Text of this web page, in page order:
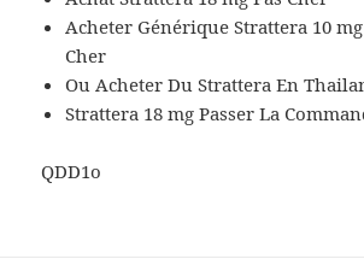
Acheter Générique Strattera 10
Cher
Ou Acheter Du Strattera En
Strattera 18 mg Passer La
QDD1o